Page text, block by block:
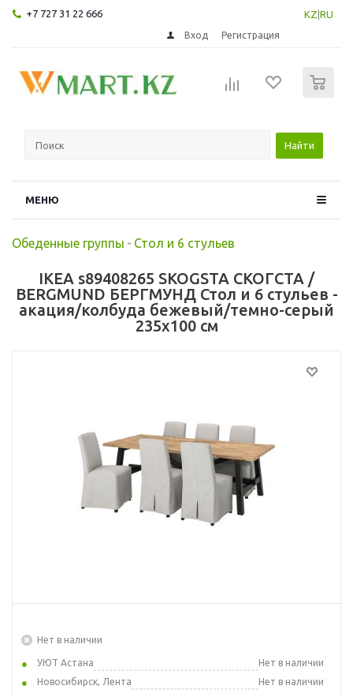
+7 727 31 22 666 KZ RU
Вход Регистрация
Найти
МЕНЮ
Обеденные группы - Стол и 6 стульев
IKEA s89408265 SKOGSTA СКОГСТА /
BERGMUND БЕРГМУНД Стол и 6 стульев -
акация/колбуда бежевый/темно-серый
235x100 см
Нет в наличии
УЮТ Астана
Нет в наличии
Новосибирск, Лента
Нет в наличии